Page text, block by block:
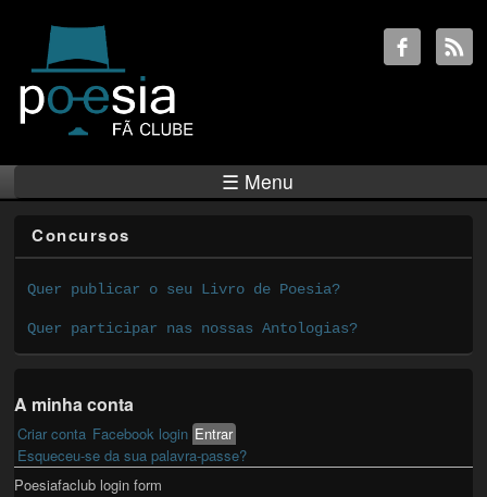
☰ Menu
Concursos
Quer publicar o seu Livro de Poesia?
Quer participar nas nossas Antologias?
A minha conta
Primary tabs
Criar conta Facebook login Entrar(active tab)
Esqueceu-se da sua palavra-passe?
Poesiafaclub login form